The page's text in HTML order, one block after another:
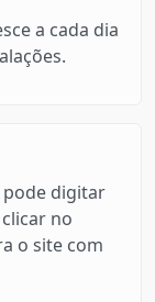
a cada dia
pode digitar
no
o site com